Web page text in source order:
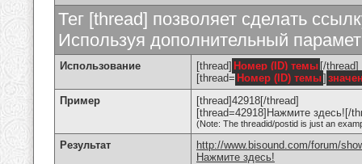
Тег [thread] позволяет сделать
Используя дополнительный
Использование [thread] Номер (ID) темы [/thread]
[thread= Номер (ID) темы]
Пример
[thread]42918[/thread]
[thread=42918]Нажмите здесь![/
(Note: The threadid/postid is just an
Результат
http://www.bisound.com/forum/
Нажмите здесь!